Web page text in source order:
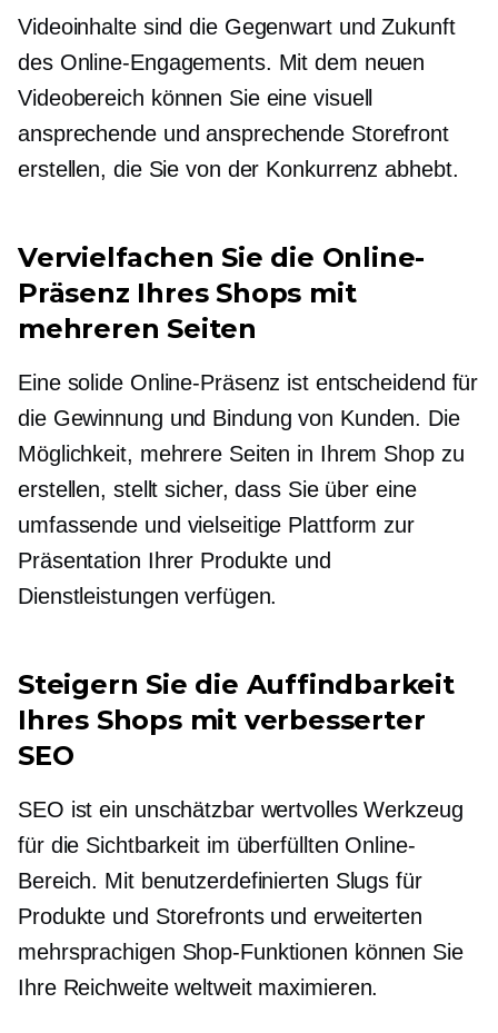
Videoinhalte sind die Gegenwart und Zukunft
des Online-Engagements. Mit dem neuen
Videobereich können Sie eine visuell
ansprechende und ansprechende Storefront
erstellen, die Sie von der Konkurrenz abhebt.
Vervielfachen Sie die Online-
Präsenz Ihres Shops mit
mehreren Seiten
Eine solide Online-Präsenz ist entscheidend für
die Gewinnung und Bindung von Kunden. Die
Möglichkeit, mehrere Seiten in Ihrem Shop zu
erstellen, stellt sicher, dass Sie über eine
umfassende und vielseitige Plattform zur
Präsentation Ihrer Produkte und
Dienstleistungen verfügen.
Steigern Sie die Auffindbarkeit
Ihres Shops mit verbesserter
SEO
SEO ist ein unschätzbar wertvolles Werkzeug
für die Sichtbarkeit im überfüllten Online-
Bereich. Mit benutzerdefinierten Slugs für
Produkte und Storefronts und erweiterten
mehrsprachigen Shop-Funktionen können Sie
Ihre Reichweite weltweit maximieren.